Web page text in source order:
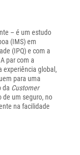
– é um estudo
(IMS) em
(IPQ) e com a
par com a
experiência global,
para uma
da Customer
um seguro, no
na facilidade